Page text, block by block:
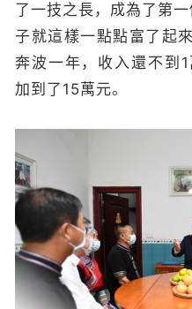
了一技之長，成為了第
子就這樣一點點富了起
奔波一年，收入還不到
加到了15萬元。